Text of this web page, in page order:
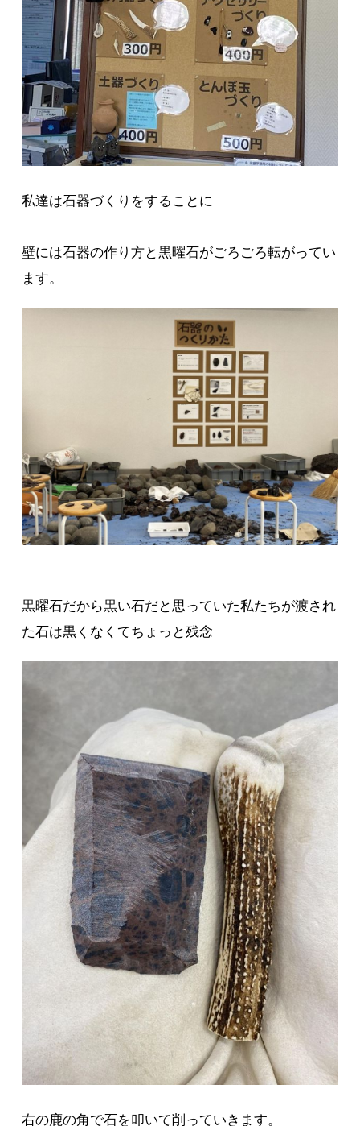
私達は石器づくりをすることに
壁には石器の作り方と黒曜石がごろごろ転がってい
ます。
黒曜石だから黒い石だと思っていた私たちが渡され
た石は黒くなくてちょっと残念
右の鹿の角で石を叩いて削っていきます。